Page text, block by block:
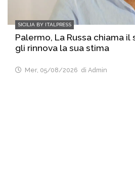
SICILIA BY ITALPRESS
Palermo, La Russa chiama
gli rinnova la sua stima
Mer, 05/08/2026 di Admin